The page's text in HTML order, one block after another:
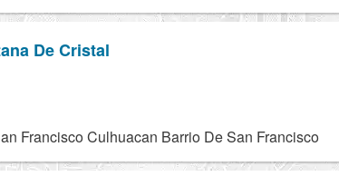
De Cristal
Francisco Culhuacan Barrio De San Francisco